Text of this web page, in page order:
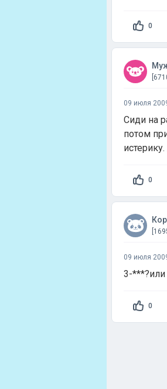
0
09 июля
Сиди на
потом
0
09 июля
3-
0